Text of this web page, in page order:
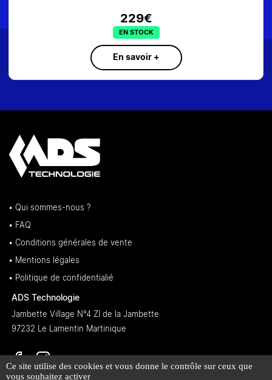
229€
EN STOCK
En savoir +
• Qui sommes-nous ?
• FAQ
• Conditions générales de vente
• Mentions légales
• Politique de confidentialié
ADS Technologie
Jambette Village N°4 ZI de la Jambette
97232 Le Lamentin Martinique
Ce site utilise des cookies et vous donne le contrôle sur ceux que
vous souhaitez activer